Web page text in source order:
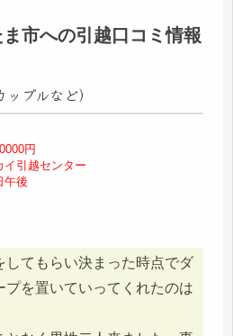
市への引越口コミ情報
プルなど）
円
イ引越センター
午後
してもらい決まった時点でダ
プを置いていってくれたのは